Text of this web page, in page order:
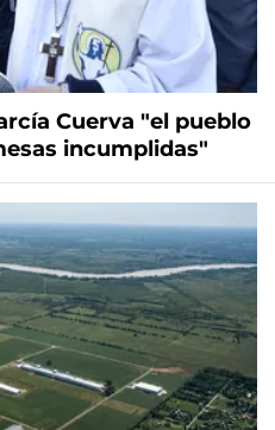
Cuerva "el pueblo
incumplidas"